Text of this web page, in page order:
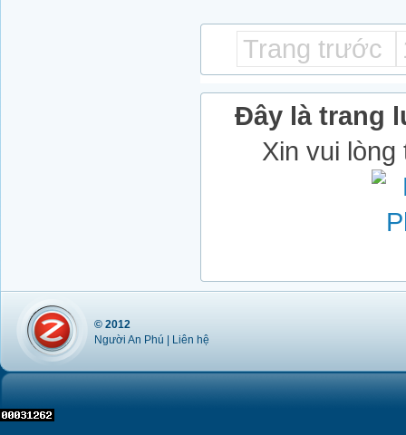
Trang trước
Đây là trang
Xin vui
© 2012
Người An Phú |
Liên hệ